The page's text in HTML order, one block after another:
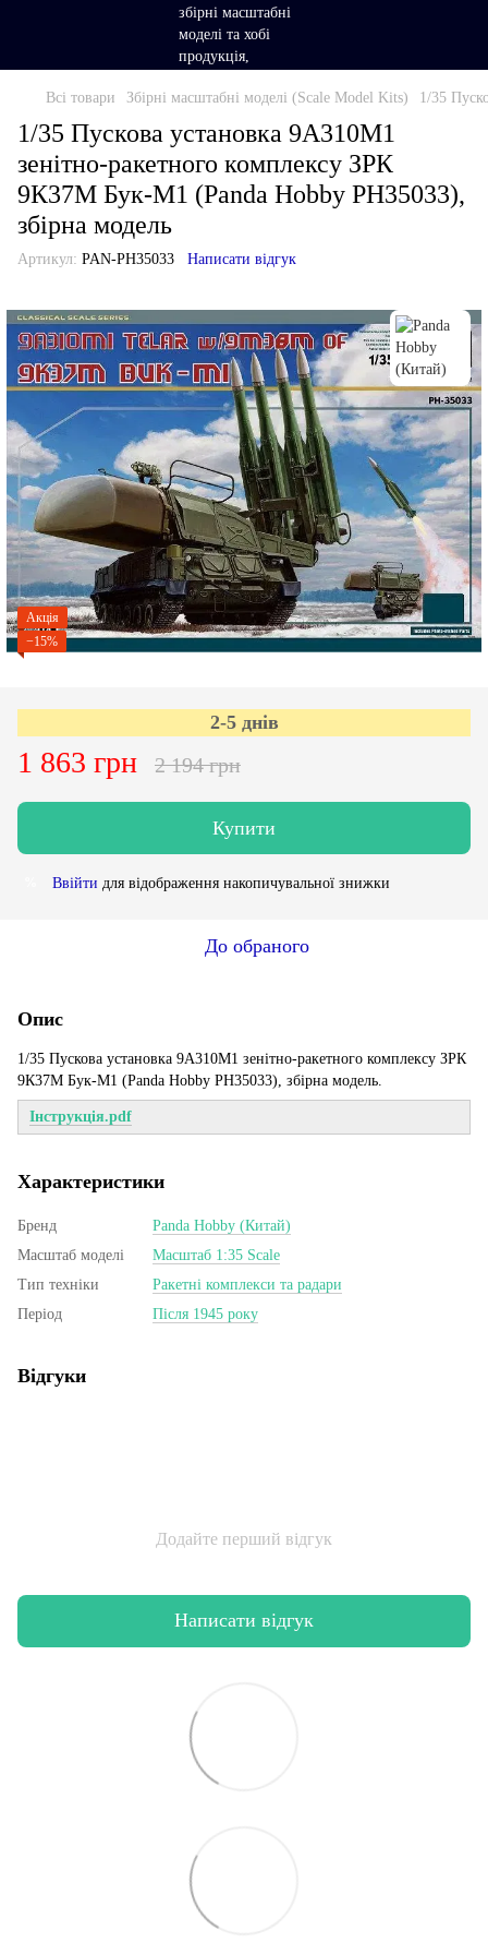
Всі товари Збірні масштабні моделі (Scale Model Kits) 1/35
1/35 Пускова установка 9А310М1
зенітно-ракетного комплексу ЗРК
9К37М Бук-М1 (Panda Hobby PH35033),
збірна модель
Артикул: PAN-PH35033 Написати відгук
Акція
−15%
2-5 днів
1 863 грн 2 194 грн
Купити
Ввійти для відображення накопичувальної знижки
До обраного
Опис
1/35 Пускова установка 9А310М1 зенітно-ракетного комплексу ЗРК
9К37М Бук-М1 (Panda Hobby PH35033), збірна модель.
Інструкція.pdf
Характеристики
Бренд
Panda Hobby (Китай)
Масштаб моделі
Масштаб 1:35 Scale
Тип техніки
Ракетні комплекси та радари
Період
Після 1945 року
Відгуки
Додайте перший відгук
Написати відгук